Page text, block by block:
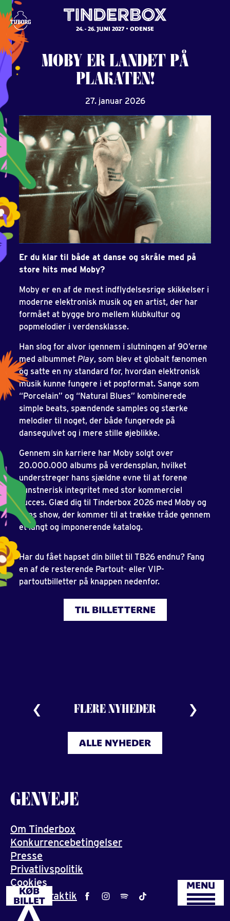
24. - 26. JUNI 2027 ODENSE
KØB
BILLET
MENU
MOBYERLANDETPÅ
PLAKATEN!
27. januar 2026
Er du klar til både at danse og skråle med på
store hits med Moby?
Moby er en af de mest indflydelsesrige skikkelser i
moderne elektronisk musik og en artist, der har
formået at bygge bro mellem klubkultur og
popmelodier i verdensklasse.
Han slog for alvor igennem i slutningen af 90’erne
med albummet Play, som blev et globalt fænomen
og satte en ny standard for, hvordan elektronisk
musik kunne fungere i et popformat. Sange som
“Porcelain” og “Natural Blues” kombinerede
simple beats, spændende samples og stærke
melodier til noget, der både fungerede på
dansegulvet og i mere stille øjeblikke.
Gennem sin karriere har Moby solgt over
20.000.000 albums på verdensplan, hvilket
understreger hans sjældne evne til at forene
kunstnerisk integritet med stor kommerciel
succes. Glæd dig til Tinderbox 2026 med Moby og
hans show, der kommer til at trække tråde gennem
et langt og imponerende katalog.
Har du fået hapset din billet til TB26 endnu? Fang
en af de resterende Partout- eller VIP-
partoutbilletter på knappen nedenfor.
TIL BILLETTERNE
FLERE NYHEDER
ALLE NYHEDER
GENVEJE
Om Tinderbox
Konkurrencebetingelser
Presse
Privatlivspolitik
Cookies
Job og praktik